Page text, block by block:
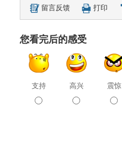
留言反馈 打印
您看完后的感受
支持 高兴 震惊